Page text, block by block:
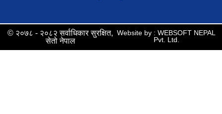
© २०७८ - २०८२ सर्वाधिकार सुरक्षित,
सेतो नेपाल
Website by : WEBSOFT NEPAL
Pvt. Ltd.